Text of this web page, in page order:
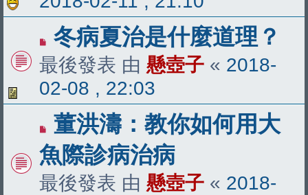
冬病夏治是什麼道理？
最後發表 由 懸壺子 « 2018-
02-08 , 22:03
董洪濤：教你如何用大
魚際診病治病
最後發表 由 懸壺子 « 2018-